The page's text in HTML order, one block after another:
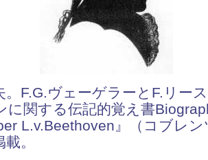
。F.G.ヴェーゲラーとF.リー
に関する伝記的覚え書
L.v.Beethoven』（コブレ
。